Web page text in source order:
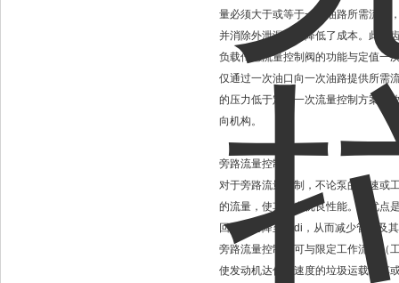
量必须大于或等于一次油路所需流量
并消除外泄漏，故降低了成本。此种
负载传感流量控制阀的功能与定值一
仅通过一次油口向一次油路提供所需
的压力低于定值一次流量控制方案，
向机构。
旁路流量控制
对于旁路流量控制，不论泵的转速或
的流量，使其具有优良性能。其优点
回路压力降至最di，从而减少管路及
旁路流量控制阀可与限定工作流量（
使发动机达优良速度的垃圾运载卡车